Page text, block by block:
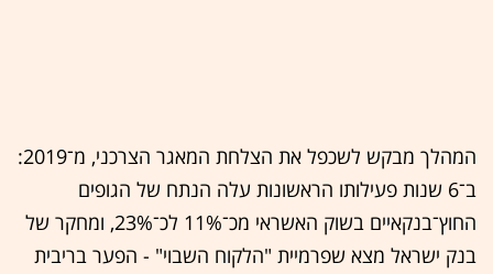
המהלך מבקש לשכפל את הצלחת המאגר הצרכני, מ־2019:
ב־6 שנות פעילותו הראשונות עלה הנתח של הגופים
החוץ־בנקאיים בשוק האשראי מכ־11% לכ־23%, ומחקר של
בנק ישראל מצא שפרמיית "הלקוח השבוי" - הפער בריבית